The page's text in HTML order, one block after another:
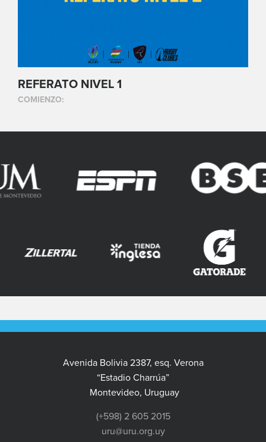
REFERATO NIVEL 1
COMIENZO:
Avenida Bolivia 2387, esq. Verona
“Estadio Charrúa”
Montevideo, Uruguay
(+598) 2 605 2015
uru@uru.org.uy